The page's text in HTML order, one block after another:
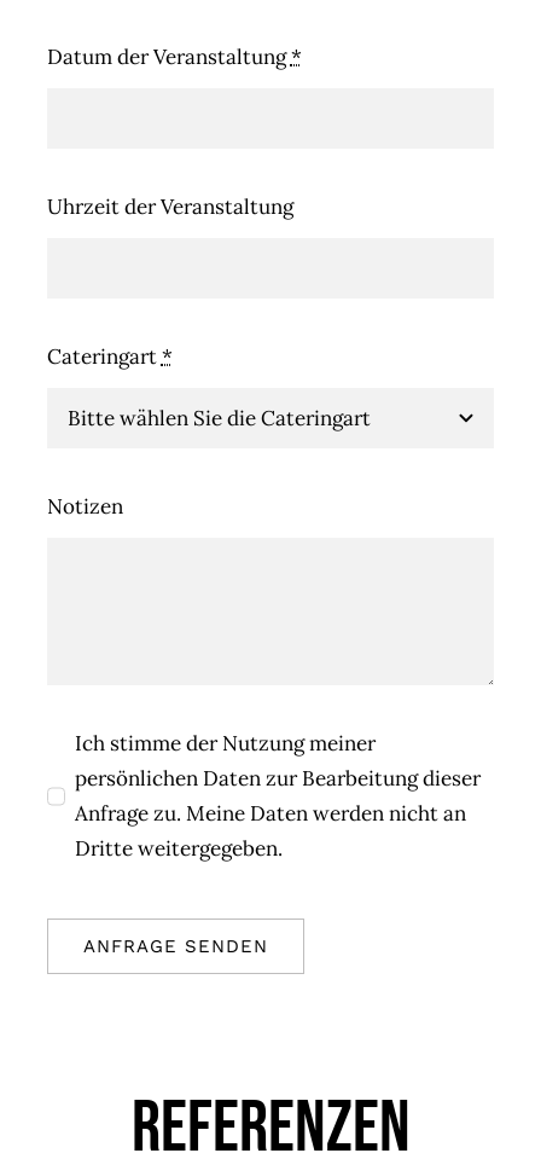
Datum der Veranstaltung*
Uhrzeit der Veranstaltung
Cateringart*
Notizen
Ich stimme der Nutzung meiner
persönlichen Daten zur Bearbeitung dieser
Anfrage zu. Meine Daten werden nicht an
Dritte weitergegeben.
ANFRAGE SENDEN
REFERENZEN